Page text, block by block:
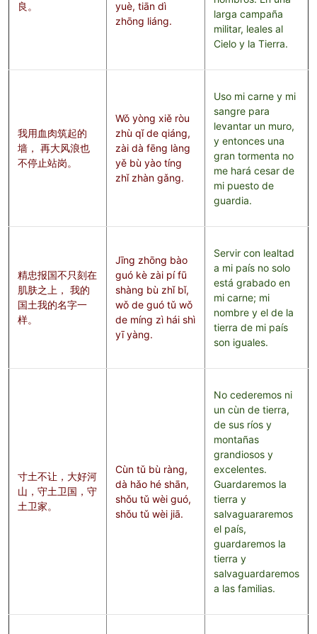
良。
yuè, tiān dì
zhōng liáng.
larga campaña
militar, leales al
Cielo y la Tierra.
我用血肉筑起的
墙， 再大风浪也
不停止站岗。
Wǒ yòng xiě ròu
zhù qǐ de qiáng,
zài dà fēng làng
yě bù yào tíng
zhǐ zhàn gǎng.
Uso mi carne y mi
sangre para
levantar un muro,
y entonces una
gran tormenta no
me hará cesar de
mi puesto de
guardia.
精忠报国不只刻在
肌肤之上， 我的
国土我的名字一
样。
Jīng zhōng bào
guó kè zài pí fū
shàng bù zhǐ bǐ,
wǒ de guó tǔ wǒ
de míng zì hái shì
yī yàng.
Servir con lealtad
a mi país no solo
está grabado en
mi carne; mi
nombre y el de la
tierra de mi país
son iguales.
寸土不让，大好河
山，守土卫国，守
土卫家。
Cùn tǔ bù ràng,
dà hǎo hé shān,
shǒu tǔ wèi guó,
shǒu tǔ wèi jiā.
No cederemos ni
un cùn de tierra,
de sus ríos y
montañas
grandiosos y
excelentes.
Guardaremos la
tierra y
salvaguararemos
el país,
guardaremos la
tierra y
salvaguardaremos
a las familias.